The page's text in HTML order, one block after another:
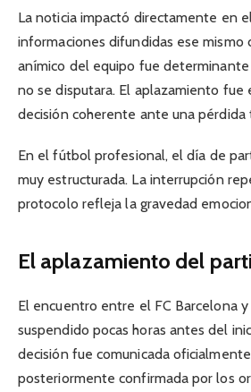
La noticia impactó directamente en
informaciones difundidas ese mismo
anímico del equipo fue
no se disputara. El aplazamiento fue
decisión coherente ante una pérdida
En el fútbol profesional, el día de
muy estructurada. La interrupción
protocolo refleja la gravedad
El aplazamiento del
El encuentro entre el FC Barcelona y
suspendido pocas horas antes del
decisión fue comunicada
posteriormente confirmada por los